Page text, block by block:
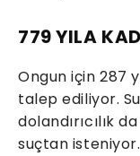
779 YILA
Ongun için 287
talep ediliyor.
dolandırıcılık
suçtan isteniyor.